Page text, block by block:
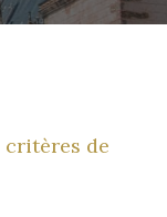
critères de